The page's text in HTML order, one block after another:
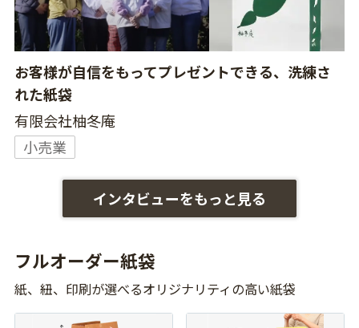
お客様が自信をもってプレゼントできる、洗練さ
れた紙袋
有限会社柚冬庵
小売業
インタビューをもっと見る
フルオーダー紙袋
紙、紐、印刷が選べるオリジナリティの高い紙袋